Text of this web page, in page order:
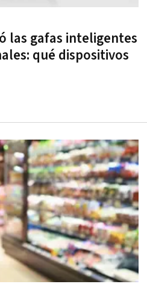
las gafas inteligentes
qué dispositivos